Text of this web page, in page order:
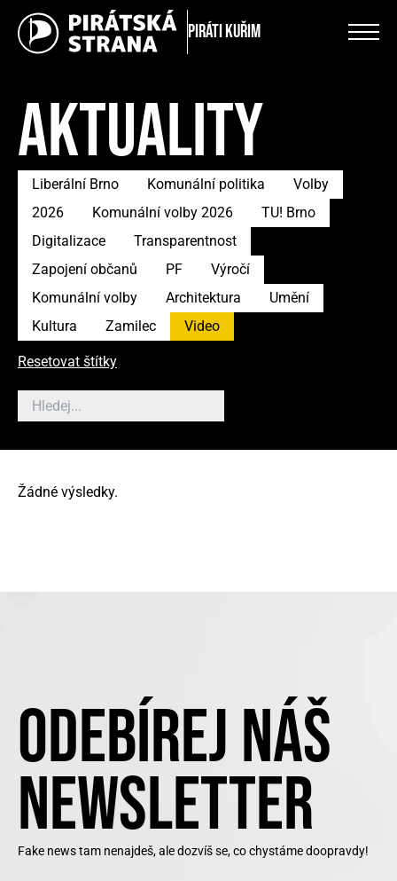
Piráti Kuřim
AKTUALITY
Liberální Brno Komunální politika
Volby
2026
Komunální volby 2026
TU! Brno
Digitalizace
Transparentnost
Zapojení občanů
PF
Výročí
Komunální volby
Architektura
Umění
Kultura
Zamilec Video
Resetovat štítky
Žádné výsledky.
ODEBÍREJ NÁŠ
NEWSLETTER
Fake news tam nenajdeš, ale dozvíš se, co chystáme doopravdy!